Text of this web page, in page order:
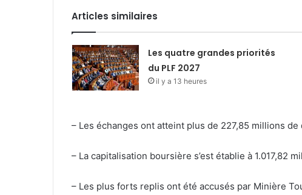
Articles similaires
Les quatre grandes priorités
du PLF 2027
il y a 13 heures
– Les échanges ont atteint plus de 227,85 millions de
– La capitalisation boursière s’est établie à 1.017,82
– Les plus forts replis ont été accusés par Minière